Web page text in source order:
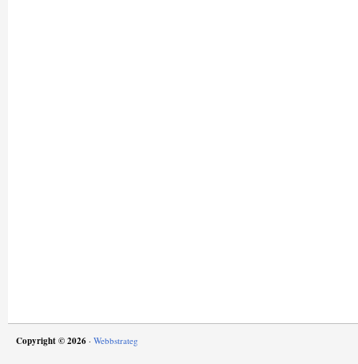
Copyright © 2026 · Webbstrateg